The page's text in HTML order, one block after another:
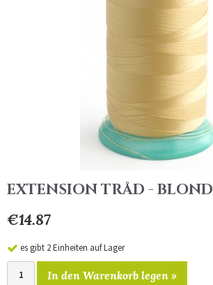
EXTENSION TRÅD -
€14.87
es gibt 2 Einheiten auf Lager
In den Warenkorb legen »